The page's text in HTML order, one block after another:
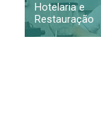
Hotelaria e
Restauração